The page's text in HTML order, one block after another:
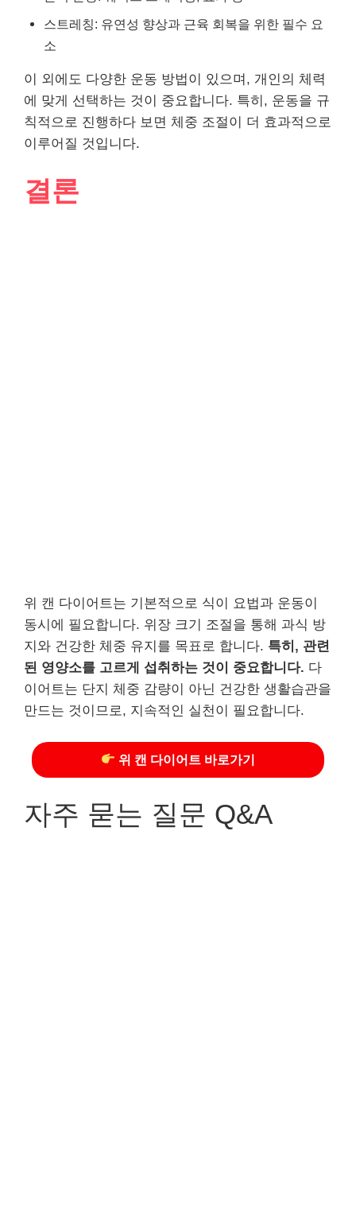
스트레칭: 유연성 향상과 근육 회복을 위한 필수 요
소
이 외에도 다양한 운동 방법이 있으며, 개인의 체력
에 맞게 선택하는 것이 중요합니다. 특히, 운동을 규
칙적으로 진행하다 보면 체중 조절이 더 효과적으로
이루어질 것입니다.
결론
위 캔 다이어트는 기본적으로 식이 요법과 운동이
동시에 필요합니다. 위장 크기 조절을 통해 과식 방
지와 건강한 체중 유지를 목표로 합니다. 특히, 관련
된 영양소를 고르게 섭취하는 것이 중요합니다. 다
이어트는 단지 체중 감량이 아닌 건강한 생활습관을
만드는 것이므로, 지속적인 실천이 필요합니다.
위 캔 다이어트 바로가기
자주 묻는 질문 Q&A